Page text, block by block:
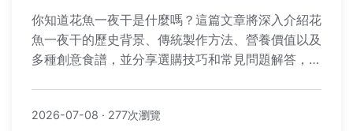
你知道花魚一夜干是什麼嗎？這篇文章將深入介紹花
魚一夜干的歷史背景、傳統製作方法、營養價值以及
多種創意食譜，並分享選購技巧和常見問題解答，讓
2026-07-08 · 277次瀏覽